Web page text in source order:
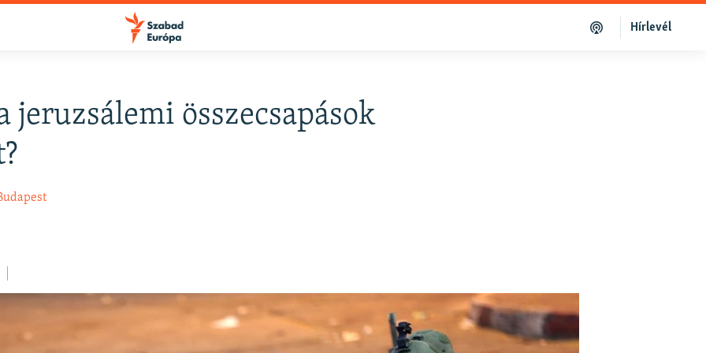
Hírlevél
jeruzsálemi összecsapások